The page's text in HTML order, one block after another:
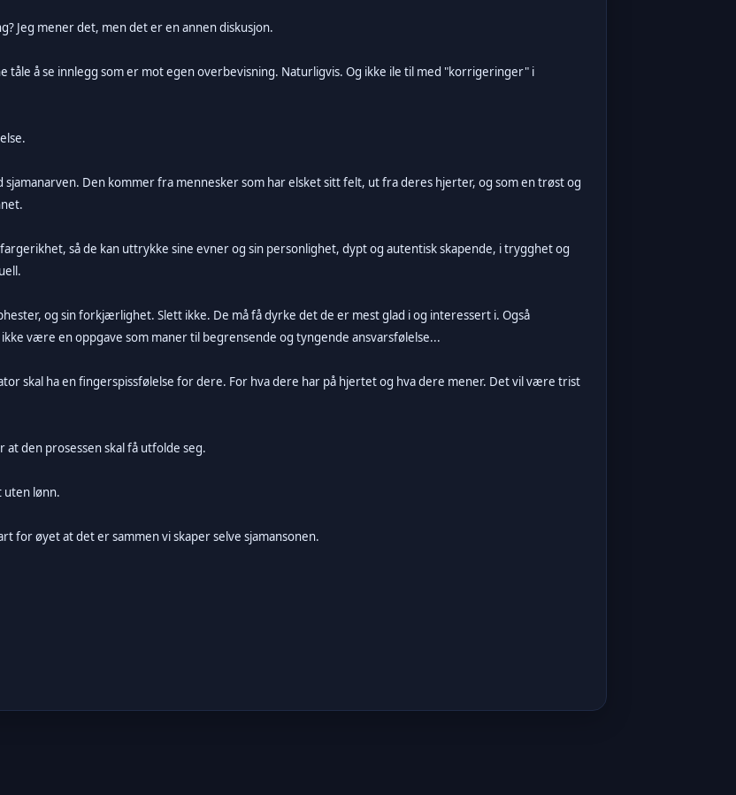
Jeg mener det, men det er en annen diskusjon.
å se innlegg som er mot egen overbevisning. Naturligvis. Og ikke ile til med "korrigeringer" i
Den kommer fra mennesker som har elsket sitt felt, ut fra deres hjerter, og som en trøst og
så de kan uttrykke sine evner og sin personlighet, dypt og autentisk skapende, i trygghet og
og sin forkjærlighet. Slett ikke. De må få dyrke det de er mest glad i og interessert i. Også
være en oppgave som maner til begrensende og tyngende ansvarsfølelse...
skal ha en fingerspissfølelse for dere. For hva dere har på hjertet og hva dere mener. Det vil være trist
den prosessen skal få utfolde seg.
uten lønn.
for øyet at det er sammen vi skaper selve sjamansonen.